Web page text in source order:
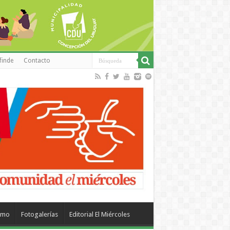
Contacto
Fotogalerías Editorial El Miércoles